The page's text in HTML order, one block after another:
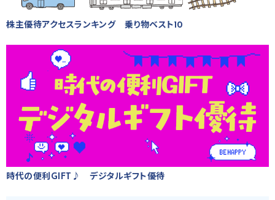
株主優待アクセスランキング 乗り物ベスト10
時代の便利GIFT♪ デジタルギフト優待